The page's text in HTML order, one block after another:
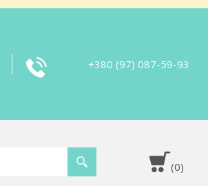
+380 (97) 087-59-93